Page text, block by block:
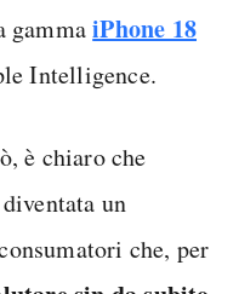
gammaiPhone 18
Intelligence.
è chiaro che
un
che, per